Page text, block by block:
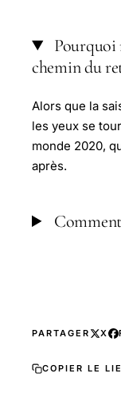
Pourquoi
chemin du
Alors que la
les yeux se
monde 2020,
après.
PARTAGER X
COPIER LE